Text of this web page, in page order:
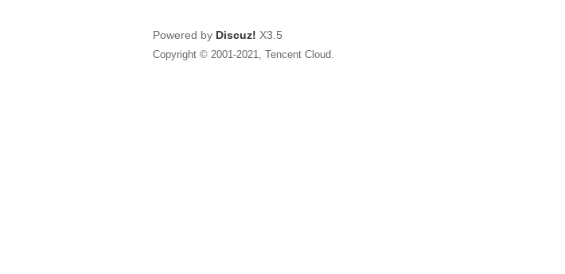
Powered by Discuz! X3.5
Copyright © 2001-2021, Tencent Cloud.